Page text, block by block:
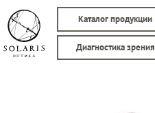
Каталог продукции
Диагностика зрения